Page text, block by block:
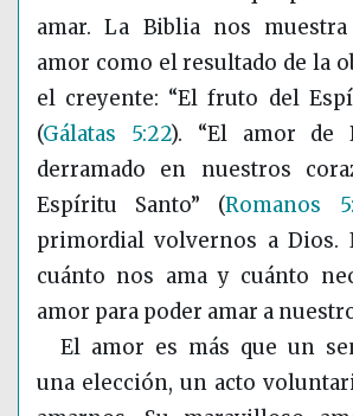
amar. La Biblia nos
amor como el resultado de la
el creyente: “El fruto del
(Gálatas 5:22). “El amor de
derramado en nuestros
Espíritu Santo” (Romanos
primordial volvernos a Dios.
cuánto nos ama y cuánto
amor para poder amar a
El amor es más que un
una elección, un acto